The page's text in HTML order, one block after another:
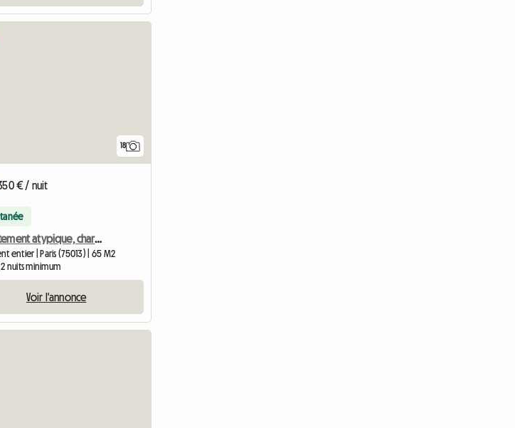
18
€ / nuit
Appartement atypique, charme et commodités
entier | Paris (75013) | 65 M2
nuits minimum
Voir l'annonce